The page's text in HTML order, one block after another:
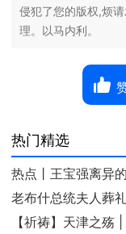
侵犯了您的版权,烦
理。以马内利。
热门精选
热点丨王宝强离异
老布什总统夫人葬
【祈祷】天津之殇